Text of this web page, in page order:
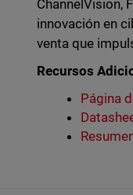
ChannelVision,
innovación en
venta que
Recursos
Página